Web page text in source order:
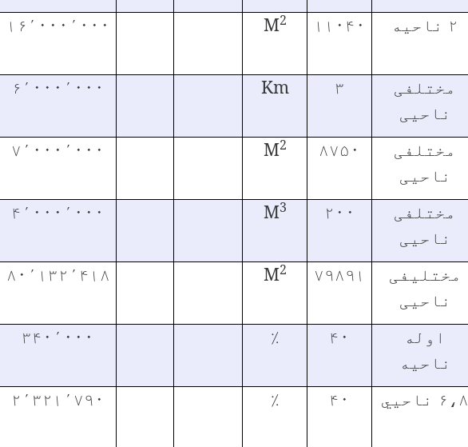
۲ ناحیه ۱۱۰۴۰ M2 ۱۶٬۰۰۰٬۰۰۰
مختلفی
ناحیی
۳ Km ۶٬۰۰۰٬۰۰۰
مختلفی
ناحیی
۸۷۵۰ M2 ۷٬۰۰۰٬۰۰۰
مختلفی
ناحیی
۲۰۰ M3 ۴٬۰۰۰٬۰۰۰
مختلیفی
ناحیی
۷۹۸۹۱ M2 ۸۰٬۱۳۲٬۴۱۸
اوله
ناحیه
۴۰ ٪ ۳۴۰٬۰۰۰
۶،۸ ناحیي ۴۰ ٪ ۲٬۳۲۱٬۷۹۰